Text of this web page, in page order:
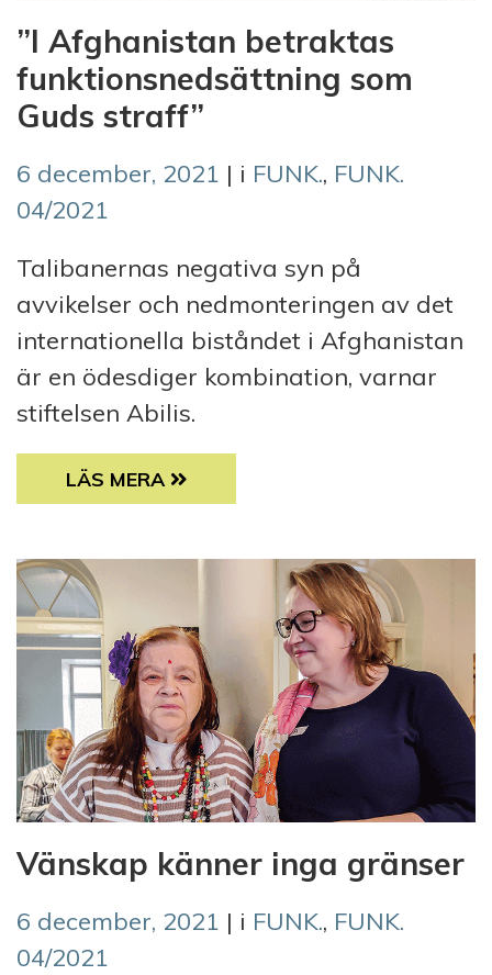
”I Afghanistan betraktas
funktionsnedsättning som
Guds straff”
6 december, 2021 | i FUNK., FUNK.
04/2021
Talibanernas negativa syn på
avvikelser och nedmonteringen av det
internationella biståndet i Afghanistan
är en ödesdiger kombination, varnar
stiftelsen Abilis.
”I AFGHANISTAN BETRAKTAS
LÄS MERA
Vänskap känner inga gränser
6 december, 2021 | i FUNK., FUNK.
04/2021